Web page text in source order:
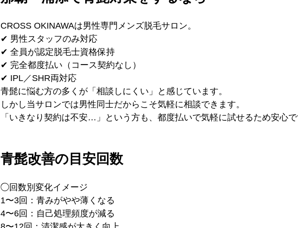
CROSS OKINAWAは男性専門メンズ脱毛サロン。
✔ 男性スタッフのみ対応
✔ 全員が認定脱毛士資格保持
✔ 完全都度払い（コース契約なし）
✔ IPL／SHR両対応
青髭に悩む方の多くが「相談しにくい」と感じています。
しかし当サロンでは男性同士だからこそ気軽に相談できます。
「いきなり契約は不安…」という方も、都度払いで気軽に試せるため安心
青髭改善の目安回数
◯回数別変化イメージ
1〜3回：青みがやや薄くなる
4〜6回：自己処理頻度が減る